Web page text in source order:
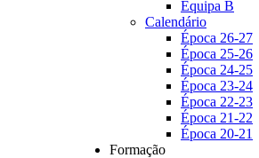
Equipa B
Calendário
Época 26-27
Época 25-26
Época 24-25
Época 23-24
Época 22-23
Época 21-22
Época 20-21
Formação